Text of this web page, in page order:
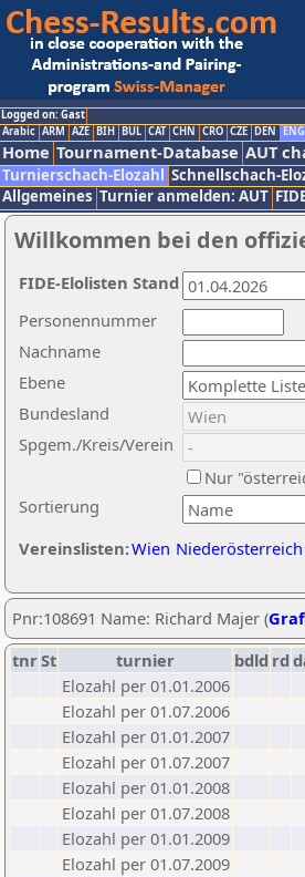
Logged on: Gast
Arabic ARM AZE BIH BUL CAT CHN CRO CZE DEN ENG
Home Tournament-Database AUT
Turnierschach-Elozahl Schnellschach-
Allgemeines Turnier anmelden: AUT
Willkommen bei den
Nachname
Ebene
Sortierung
Personennummer
Bundesland
Spgem./Kreis/Verein
Nur
Vereinslisten:Wien Niederösterreich
FIDE-Elolisten Stand
Pnr:108691 Name: Richard Majer (
tnrSt turnier bdld rd
Elozahl per 01.01.2006
Elozahl per 01.07.2006
Elozahl per 01.01.2007
Elozahl per 01.07.2007
Elozahl per 01.01.2008
Elozahl per 01.07.2008
Elozahl per 01.01.2009
Elozahl per 01.07.2009